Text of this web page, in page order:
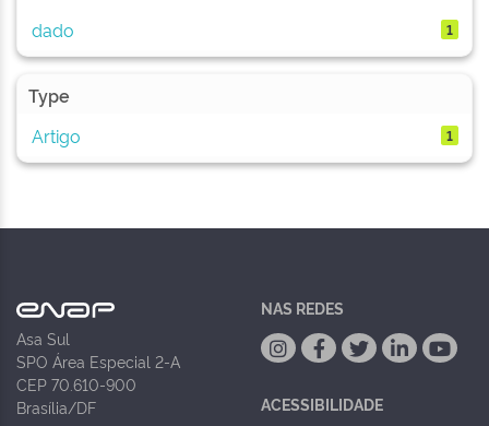
dado 1
Type
Artigo
1
Asa Sul
SPO Área Especial 2-A
CEP 70.610-900
Brasília/DF
NAS REDES
ACESSIBILIDADE